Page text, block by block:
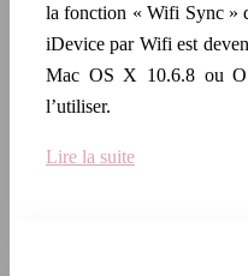
la fonction « Wifi Sync »
iDevice par Wifi est
Mac OS X 10.6.8 ou
l’utiliser.
Lire la suite